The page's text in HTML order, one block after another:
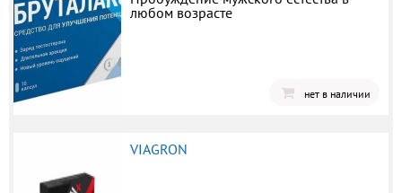
любом возрасте
нет в наличии
VIAGRON